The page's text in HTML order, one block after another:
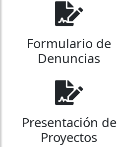
Formulario de
Denuncias
Presentación de
Proyectos